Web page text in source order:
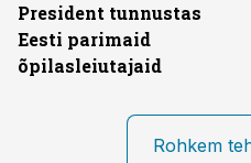
President tunnustas
Eesti parimaid
õpilasleiutajaid
Rohkem